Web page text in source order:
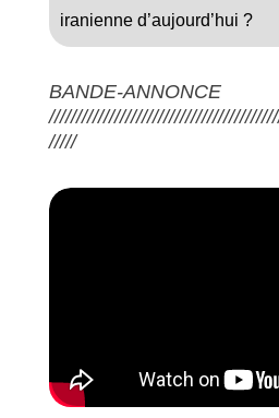
iranienne d’aujourd’hui ?
BANDE-ANNONCE
/////